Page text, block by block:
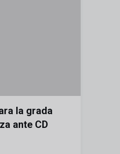
la grada
ante CD